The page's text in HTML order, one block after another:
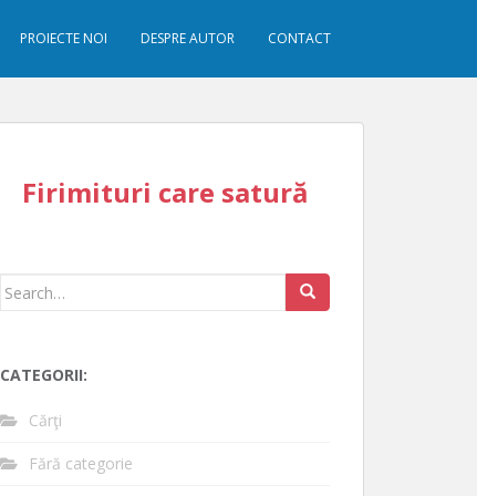
PROIECTE NOI DESPRE AUTOR CONTACT
Firimituri care satură
Search
CATEGORII:
Cărţi
Fără categorie